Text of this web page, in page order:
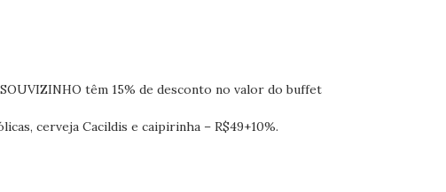
têm 15% de desconto no valor do buffet
cerveja Cacildis e caipirinha – R$49+10%.